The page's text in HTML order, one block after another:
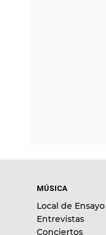
MÚSICA
Local de
Entrevistas
Conciertos